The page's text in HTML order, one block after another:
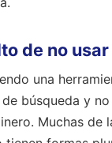
de no
una
búsqueda y
Muchas de